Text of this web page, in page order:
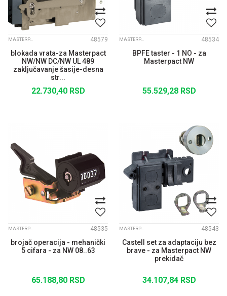
MASTERPACT NW 48579
blokada vrata-za Masterpact
NW/NW DC/NW UL 489
zaključavanje šasije-desna
str...
22.730,40 RSD
MASTERPACT NW 48534
BPFE taster - 1 NO - za
Masterpact NW
55.529,28 RSD
MASTERPACT NW 48535
brojač operacija - mehanički
5 cifara - za NW 08..63
65.188,80 RSD
MASTERPACT NW 48543
Castell set za adaptaciju bez
brave - za Masterpact NW
prekidač
34.107,84 RSD